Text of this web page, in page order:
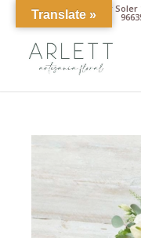
Av. Pintor Xavier Soler
Translate »